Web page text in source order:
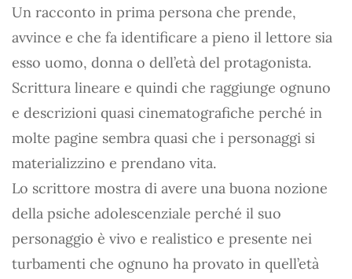
Un racconto in prima persona che prende,
avvince e che fa identificare a pieno il lettore sia
esso uomo, donna o dell’età del protagonista.
Scrittura lineare e quindi che raggiunge ognuno
e descrizioni quasi cinematografiche perché in
molte pagine sembra quasi che i personaggi si
materializzino e prendano vita.
Lo scrittore mostra di avere una buona nozione
della psiche adolescenziale perché il suo
personaggio è vivo e realistico e presente nei
turbamenti che ognuno ha provato in quell’età